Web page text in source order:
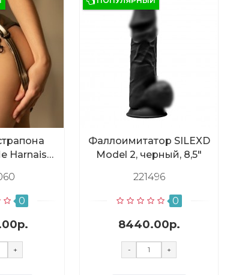
Harnais
0
+
Фаллоимитатор SILEXD
Model 2, черный, 8,5"
221496
0
8440.00р.
- +